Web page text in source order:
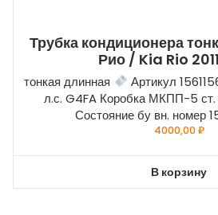
Трубка кондиционера
Рио / Kia Rio
тонкая длинная
Артикул
л.с. G4FA Коробка МКПП-5 ст.
Состояние бу вн. номер
4000,00₽
В корзину